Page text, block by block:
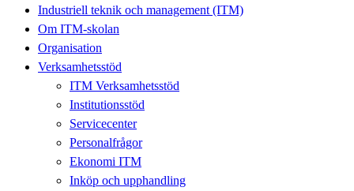
Industriell teknik och management (ITM)
Om ITM-skolan
Organisation
Verksamhetsstöd
ITM Verksamhetsstöd
Institutionsstöd
Servicecenter
Personalfrågor
Ekonomi ITM
Inköp och upphandling